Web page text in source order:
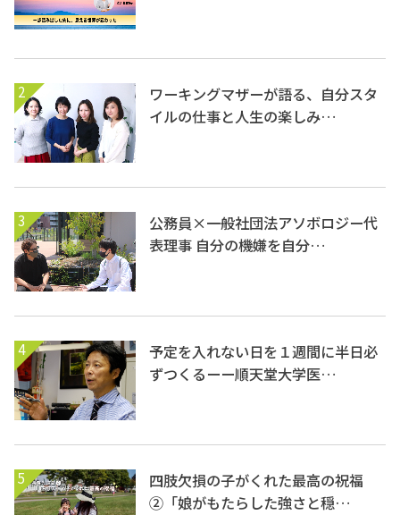
2
ワーキングマザーが語る、自分スタ
イルの仕事と人生の楽しみ…
3
公務員×一般社団法アソボロジー代
表理事 自分の機嫌を自分…
4
予定を入れない日を１週間に半日必
ずつくるーー順天堂大学医…
5
四肢欠損の子がくれた最高の祝福
②「娘がもたらした強さと穏…